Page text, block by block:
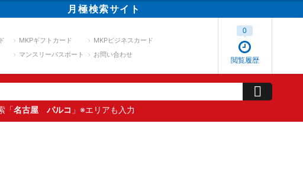
月極検索サイト
MKPギフトカード
MKPビジネスカード
マンスリーパスポート お問い合わせ
閲覧履歴
0
「名古屋 パルコ 」※エリアも入力